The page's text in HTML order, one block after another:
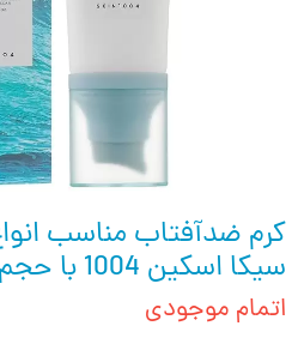
کرم ضدآفتاب مناسب
سیکا اسکین 1004 با حجم 50 میل
اتمام موجودی